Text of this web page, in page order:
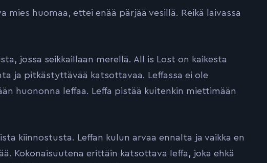
huomaa, ettei enää pärjää vesillä. Reikä laivassa
jossa seikkaillaan merellä. All is Lost on kaikesta
ja pitkästyttävää katsottavaa. Leffassa ei ole
huononna leffaa. Leffa pistää kuitenkin miettimään
kiinnostusta. Leffan kulun arvaa ennalta ja vaikka en
Kokonaisuutena erittäin katsottava leffa, joka ehkä